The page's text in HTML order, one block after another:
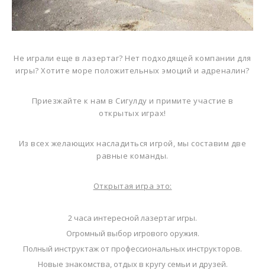
ДЕТСКИЕ МЕРОПРИЯТИЯ
ОТКРЫТЫЕ ИГРЫ
НОВОСТИ
Не играли еще в лазертаг? Нет подходящей компании для
игры? Хотите море положительных эмоций и адреналин?
Приезжайте к нам в Сигулду и примите участие в
открытых играх!
Из всех желающих насладиться игрой, мы составим две
равные команды.
Открытая игра это:
2 часа интересной лазертаг игры.
Огромный выбор игрового оружия.
Полный инструктаж от профессиональных инструкторов.
Новые знакомства, отдых в кругу семьи и друзей.